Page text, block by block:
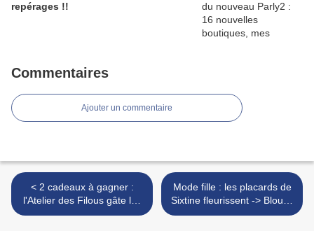
repérages !!
Commentaires
Ajouter un commentaire
< 2 cadeaux à gagner :
l'Atelier des Filous gâte les
maitresses !
Mode fille : les placards de
Sixtine fleurissent -> Blouse
Liberty Betsy Bougainvilliers